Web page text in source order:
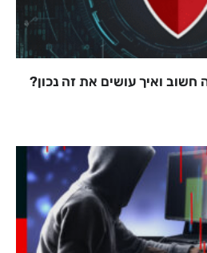
ואיך עושים את זה נכון?